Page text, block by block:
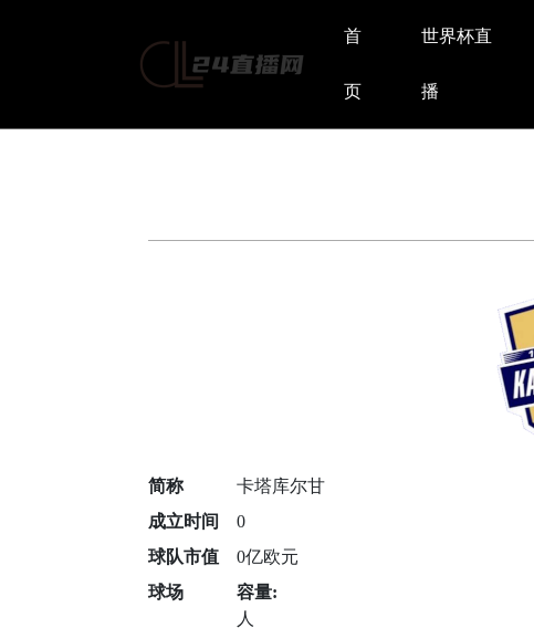
首
页
世界杯直
播
简称
卡塔库尔甘
成立时间
0
球队市值
0亿欧元
球场
容量:
人